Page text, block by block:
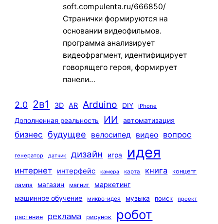
soft.compulenta.ru/666850/
Странички формируются на
основании видеофильмов.
программа анализирует
видеофрагмент, идентифицирует
говорящего героя, формирует
панели…
2.0 2в1 3D AR Arduino DIY iPhone
Дополненная реальность ИИ автоматизация
бизнес будущее велосипед видео вопрос
генератор датчик дизайн игра идея
интернет интерфейс камера карта книга
концепт
лампа
магазин магнит
маркетинг
машинное обучение
микро-идея музыка поиск проект
растение реклама рисунок робот